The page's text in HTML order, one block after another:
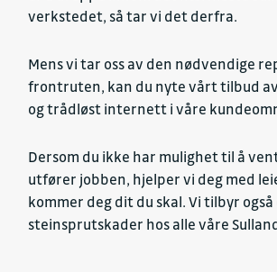
verkstedet, så tar vi det derfra.
Mens vi tar oss av den nødvendige
frontruten, kan du nyte vårt tilbud
og trådløst internett i våre
Dersom du ikke har mulighet til å
utfører jobben, hjelper vi deg med
kommer deg dit du skal. Vi tilbyr
steinsprutskader hos alle våre